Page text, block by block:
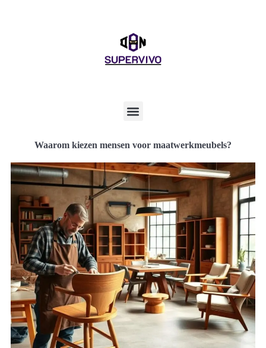
Waarom kiezen mensen voor maatwerkmeubels?